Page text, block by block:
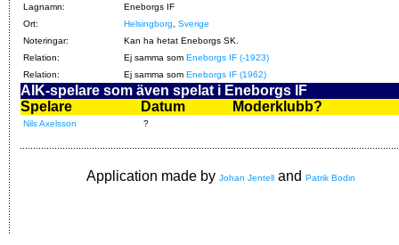
Lagnamn:
Eneborgs IF
Ort:
Helsingborg
Sverige
Noteringar:
Kan ha hetat Eneborgs SK.
Relation:
Ej samma som Eneborgs IF (-1923)
Relation:
Ej samma som Eneborgs IF (1962)
AIK-spelare som även spelat i Eneborgs IF
Spelare
Datum Moderklubb?
Nils Axelsson ?
Application made by Johan Jentell and Patrik Bodin